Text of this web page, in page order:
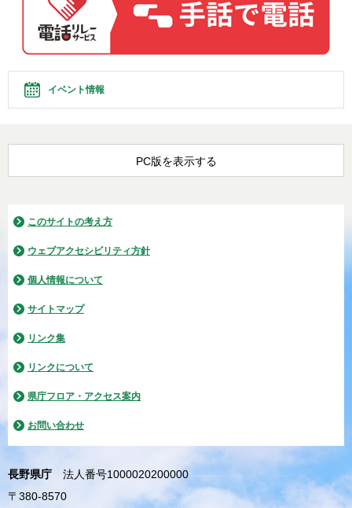
イベント情報
PC版を表示する
このサイトの考え方
ウェブアクセシビリティ方針
個人情報について
サイトマップ
リンク集
リンクについて
県庁フロア・アクセス案内
お問い合わせ
長野県庁
法人番号1000020200000
〒380-8570